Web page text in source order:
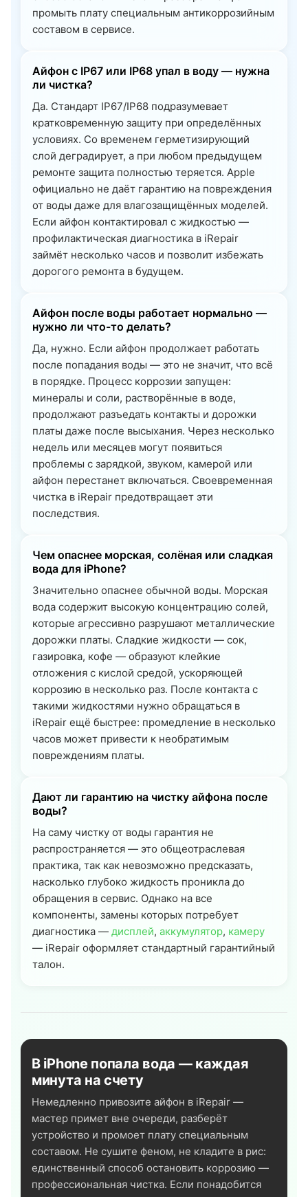
промыть плату специальным антикоррозийным
составом в сервисе.
Айфон с IP67 или IP68 упал в воду — нужна
ли чистка?
Да. Стандарт IP67/IP68 подразумевает
кратковременную защиту при определённых
условиях. Со временем герметизирующий
слой деградирует, а при любом предыдущем
ремонте защита полностью теряется. Apple
официально не даёт гарантию на повреждения
от воды даже для влагозащищённых моделей.
Если айфон контактировал с жидкостью —
профилактическая диагностика в iRepair
займёт несколько часов и позволит избежать
дорогого ремонта в будущем.
Айфон после воды работает нормально —
нужно ли что-то делать?
Да, нужно. Если айфон продолжает работать
после попадания воды — это не значит, что всё
в порядке. Процесс коррозии запущен:
минералы и соли, растворённые в воде,
продолжают разъедать контакты и дорожки
платы даже после высыхания. Через несколько
недель или месяцев могут появиться
проблемы с зарядкой, звуком, камерой или
айфон перестанет включаться. Своевременная
чистка в iRepair предотвращает эти
последствия.
Чем опаснее морская, солёная или сладкая
вода для iPhone?
Значительно опаснее обычной воды. Морская
вода содержит высокую концентрацию солей,
которые агрессивно разрушают металлические
дорожки платы. Сладкие жидкости — сок,
газировка, кофе — образуют клейкие
отложения с кислой средой, ускоряющей
коррозию в несколько раз. После контакта с
такими жидкостями нужно обращаться в
iRepair ещё быстрее: промедление в несколько
часов может привести к необратимым
повреждениям платы.
Дают ли гарантию на чистку айфона после
воды?
На саму чистку от воды гарантия не
распространяется — это общеотраслевая
практика, так как невозможно предсказать,
насколько глубоко жидкость проникла до
обращения в сервис. Однако на все
компоненты, замены которых потребует
диагностика — дисплей, аккумулятор, камеру
— iRepair оформляет стандартный гарантийный
талон.
В iPhone попала вода — каждая
минута на счету
Немедленно привозите айфон в iRepair —
мастер примет вне очереди, разберёт
устройство и промоет плату специальным
составом. Не сушите феном, не кладите в рис:
единственный способ остановить коррозию —
профессиональная чистка. Если понадобится